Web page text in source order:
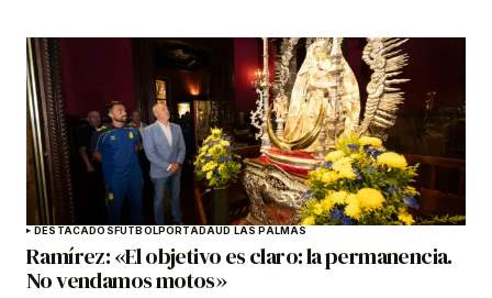
DESTACADOSFÚTBOLPORTADAUD LAS PALMAS
Ramírez: «El objetivo es claro: la permanencia.
No vendamos motos»